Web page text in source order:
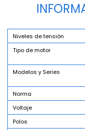
Niveles de tensión
Tipo de motor
Modelos y Series
Norma
Voltaje
Polos